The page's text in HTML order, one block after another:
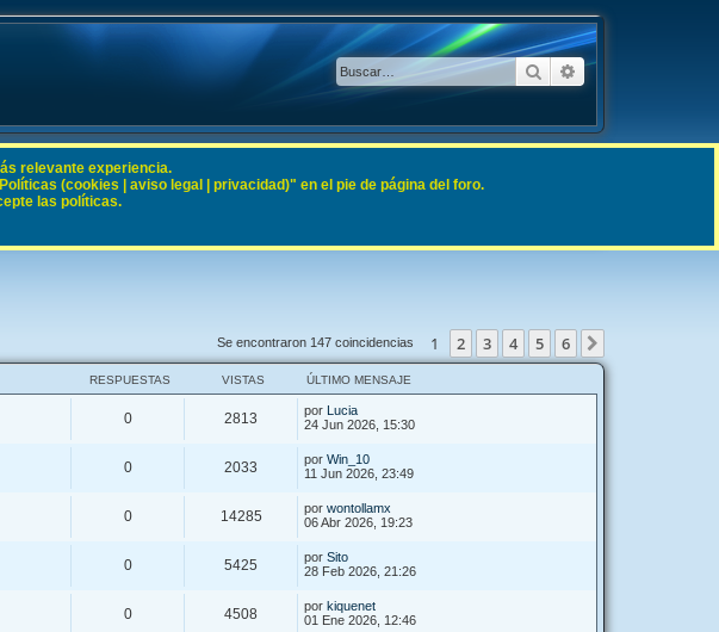
BuscarBúsqueda
Se encontraron 147 coincidencias 1 2 3 4 5 6
RESPUESTAS VISTAS ÚLTIMO MENSAJE
0 2813 por Lucia
24 Jun 2026, 15:30
0 2033 por Win_10
11 Jun 2026, 23:49
0 14285 por wontollamx
06 Abr 2026, 19:23
0 5425 por Sito
28 Feb 2026, 21:26
0 4508 por kiquenet
01 Ene 2026, 12:46
relevante experiencia.
(cookies | aviso legal | privacidad)" en el pie de página del foro.
las políticas.